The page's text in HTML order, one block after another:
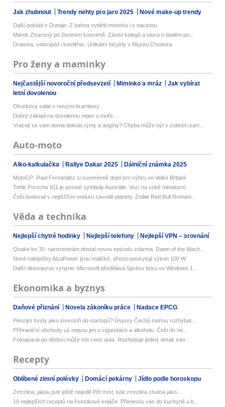
Jak zhubnout Trendy nehty pro jaro 2025 Nové make-up trendy
Další poklad z Dunaje: Z bahna vytáhli motorku i s nacistou
Marek Ztracený po životním koncertě: Závist kolegů a slova o teplém po...
Draisina, velocipéd i kostitřas: Unikátní bicykly v Muzeu Chodska
Pro ženy a maminky
Nejčastější novoroční předsevzetí Miminko a mráz
Jak vybírat
letní dovolenou
Okurkový salát s novými brambory
Dobrý základ na dovolenou nejen u moře...
Vracejí se vám doma dokola rýmy a angíny? Chyba může být v zubním kart...
Auto-moto
Alko-kalkulačka Rallye Dakar 2025 Dálniční známka 2025
MotoGP: Raul Fernandez si suverénně dojel pro výhru ve Velké Británii
Tohle Porsche 911 je poseté symboly Austrálie. Vozí na sobě miniaturní...
Češi bodovali v nejtěžším enduro závodě planety. Znáte Red Bull Romani...
Věda a technika
Nejlepší chytré hodinky Nejlepší telefony Nejlepší VPN – srovnání
Quake ke 30. narozeninám dostal novou epizodu zdarma. Dawn of the Mach...
Nové nabíječky AlzaPower jsou maličké, přesto poskytují výkon 100 W
Další dinosaurus vyhyne. Microsoft předělává Správu tisku ve Windows 1...
Ekonomika a byznys
Daňové přiznání Novela zákoníku práce Nadace EPCG
Penzijní fondy jako investoři do startupů? Úspory Čechů mohou rozhýbat...
Příhraniční obchody už nejsou jen o cigaretách a alkoholu. Češi do nic...
Fotoaparát po dědovi může mít cenu auta. Rozhoduje jediný detail, kter...
Recepty
Oblíbené zimní polévky Domácí pekárny Jídlo podle horoskopu
Zmrzlina, jakou jste ještě nejedli! Pět míst, kde zmrzlina chutná jako...
10 nejlepších receptů na švestkové koláče: Přenesou vás do kuchyně u b...